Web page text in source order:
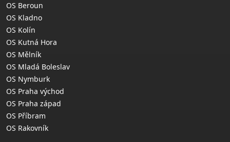
OS Beroun
OS Kladno
OS Kolín
OS Kutná Hora
OS Mělník
OS Mladá Boleslav
OS Nymburk
OS Praha východ
OS Praha západ
OS Příbram
OS Rakovník